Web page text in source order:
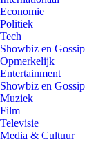
Economie
Politiek
Tech
Showbiz en Gossip
Opmerkelijk
Entertainment
Showbiz en Gossip
Muziek
Film
Televisie
Media & Cultuur